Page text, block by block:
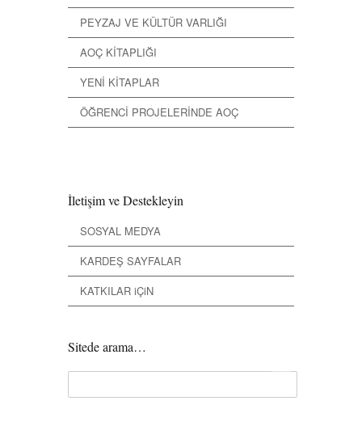
PEYZAJ VE KÜLTÜR VARLIĞI
AOÇ KİTAPLIĞI
YENİ KİTAPLAR
ÖĞRENCİ PROJELERİNDE AOÇ
İletişim ve Destekleyin
SOSYAL MEDYA
KARDEŞ SAYFALAR
KATKILAR iÇiN
Sitede arama…